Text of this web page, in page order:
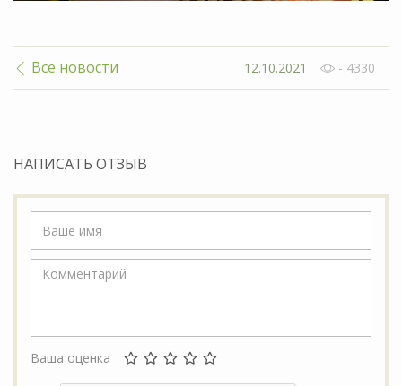
Все новости 12.10.2021 - 4330
НАПИСАТЬ ОТЗЫВ
Ваша оценка